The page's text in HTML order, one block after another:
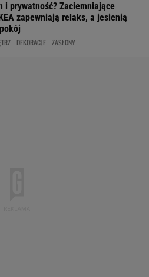
i prywatność? Zaciemniające
zapewniają relaks, a jesienią
DEKORACJE ZASŁONY